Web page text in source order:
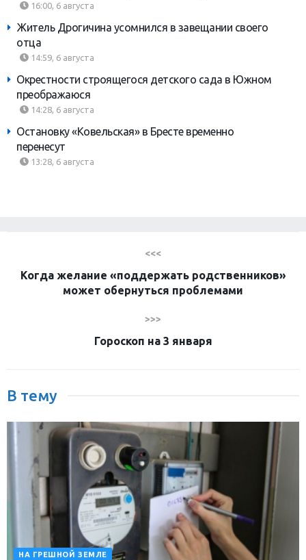
16:00, 6 августа
Житель Дрогичина усомнился в завещании своего
отца
14:59, 6 августа
Окрестности строящегося детского сада в Южном
преображаюся
14:28, 6 августа
Остановку «Ковельская» в Бресте временно
перенесут
13:28, 6 августа
<<<
Когда желание «поддержать родственников»
может обернуться проблемами
>>>
Гороскоп на 3 января
В тему
НА ГРЕШНОЙ ЗЕМЛЕ